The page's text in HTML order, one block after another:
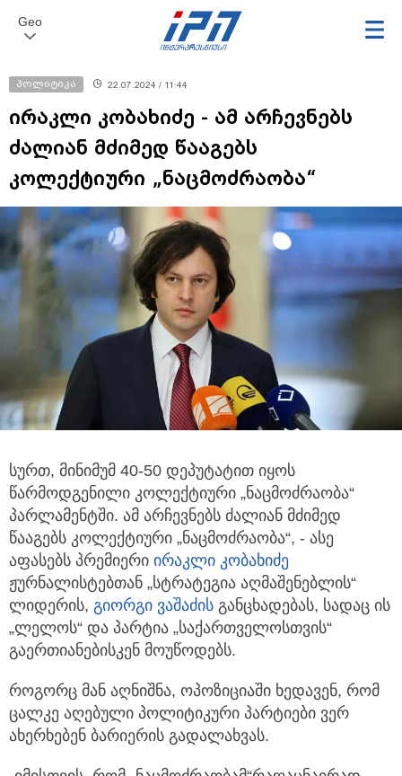
Geo
პოლიტიკა 22.07.2024 / 11:44
ირაკლი კობახიძე - ამ არჩევნებს
ძალიან მძიმედ წააგებს
კოლექტიური „ნაცმოძრაობა“
სურთ, მინიმუმ 40-50 დეპუტატით იყოს
წარმოდგენილი კოლექტიური „ნაცმოძრაობა“
პარლამენტში. ამ არჩევნებს ძალიან მძიმედ
წააგებს კოლექტიური „ნაცმოძრაობა“, - ასე
აფასებს პრემიერი ირაკლი კობახიძე
ჟურნალისტებთან „სტრატეგია აღმაშენებლის“
ლიდერის, გიორგი ვაშაძის განცხადებას, სადაც ის
„ლელოს“ და პარტია „საქართველოსთვის“
გაერთიანებისკენ მოუწოდებს.
როგორც მან აღნიშნა, ოპოზიციაში ხედავენ, რომ
ცალკე აღებული პოლიტიკური პარტიები ვერ
ახერხებენ ბარიერის გადალახვას.